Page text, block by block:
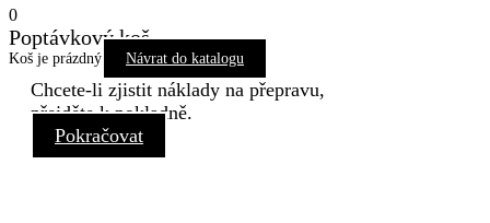
0
Poptávkový koš
Koš je prázdný Návrat do katalogu
Chcete-li zjistit náklady na přepravu,
přejděte k pokladně.
Pokračovat